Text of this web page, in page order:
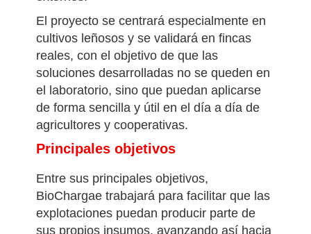
externos.
El proyecto se centrará especialmente en
cultivos leñosos y se validará en fincas
reales, con el objetivo de que las
soluciones desarrolladas no se queden en
el laboratorio, sino que puedan aplicarse
agricultores y cooperativas.
Principales objetivos
Entre sus principales objetivos,
BioChargae trabajará para facilitar que las